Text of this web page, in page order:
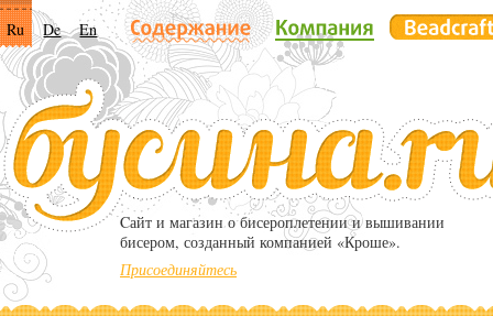
Ru De En
Cайт и магазин о бисероплетении и вышивании
бисером, созданный компанией «Кроше».
Присоединяйтесь